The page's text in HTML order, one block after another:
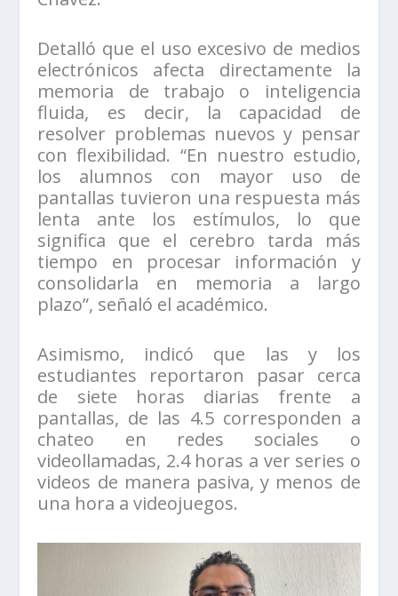
Detalló que el uso excesivo de medios
electrónicos afecta directamente la
memoria de trabajo o inteligencia
fluida, es decir, la capacidad de
resolver problemas nuevos y pensar
con flexibilidad. “En nuestro estudio,
los alumnos con mayor uso de
pantallas tuvieron una respuesta más
lenta ante los estímulos, lo que
significa que el cerebro tarda más
tiempo en procesar información y
consolidarla en memoria a largo
plazo”, señaló el académico.
Asimismo, indicó que las y los
estudiantes reportaron pasar cerca
de siete horas diarias frente a
pantallas, de las 4.5 corresponden a
chateo en redes sociales o
videollamadas, 2.4 horas a ver series o
videos de manera pasiva, y menos de
una hora a videojuegos.